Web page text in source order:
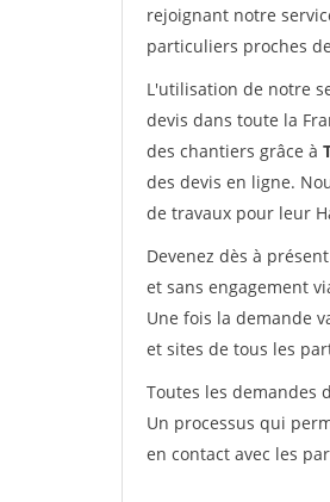
rejoignant notre
particuliers proches
L'utilisation de notre
devis dans toute la
des chantiers grâce à
des devis en ligne.
de travaux pour leur
Devenez dès à
et sans engagement
Une fois la demande
et sites de tous les
Toutes les demandes
Un processus qui
en contact avec les